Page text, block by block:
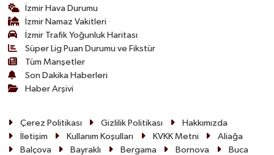
İzmir Hava Durumu
İzmir Namaz Vakitleri
İzmir Trafik Yoğunluk Haritası
Süper Lig Puan Durumu ve Fikstür
Tüm Manşetler
Son Dakika Haberleri
Haber Arşivi
Çerez Politikası Gizlilik Politikası
Hakkımızda
İletişim
Kullanım Koşulları KVKK Metni
Aliağa
Balçova
Bayraklı Bergama Bornova Buca